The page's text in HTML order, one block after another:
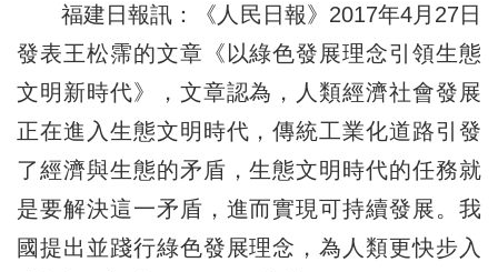
福建日報訊：《人民日報》2017年4月27日
發表王松霈的文章《以綠色發展理念引領生態
文明新時代》，文章認為，人類經濟社會發展
正在進入生態文明時代，傳統工業化道路引發
了經濟與生態的矛盾，生態文明時代的任務就
是要解決這一矛盾，進而實現可持續發展。我
國提出並踐行綠色發展理念，為人類更快步入